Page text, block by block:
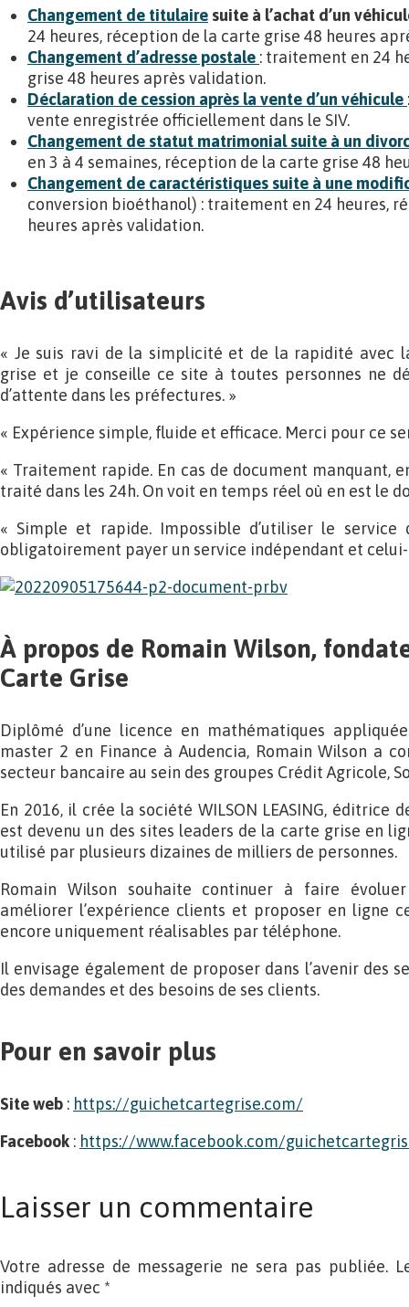
Changement de titulaire suite à l’achat d’un
24 heures, réception de la carte grise 48 heures
Changement d’adresse postale : traitement en 24
grise 48 heures après validation.
Déclaration de cession après la vente d’un véhicule
vente enregistrée officiellement dans le SIV.
Changement de statut matrimonial suite à un
en 3 à 4 semaines, réception de la carte grise 48
Changement de caractéristiques suite à une
conversion bioéthanol) : traitement en 24 heures,
heures après validation.
Avis d’utilisateurs
« Je suis ravi de la simplicité et de la rapidité avec
grise et je conseille ce site à toutes personnes ne
d’attente dans les préfectures. »
« Expérience simple, fluide et efficace. Merci pour ce
« Traitement rapide. En cas de document manquant,
traité dans les 24h. On voit en temps réel où en est le
« Simple et rapide. Impossible d’utiliser le service
obligatoirement payer un service indépendant et
À propos de Romain Wilson,
Carte Grise
Diplômé d’une licence en mathématiques
master 2 en Finance à Audencia, Romain Wilson a
secteur bancaire au sein des groupes Crédit Agricole,
En 2016, il crée la société WILSON LEASING, éditrice
est devenu un des sites leaders de la carte grise en
utilisé par plusieurs dizaines de milliers de personnes.
Romain Wilson souhaite continuer à faire
améliorer l’expérience clients et proposer en ligne
encore uniquement réalisables par téléphone.
Il envisage également de proposer dans l’avenir des
des demandes et des besoins de ses clients.
Pour en savoir plus
Site web : https://guichetcartegrise.com/
Facebook : https://www.facebook.com/
Laisser un commentaire
Votre adresse de messagerie ne sera pas publiée.
indiqués avec *